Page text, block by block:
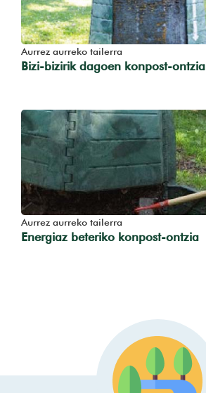
Aurrez aurreko tailerra
Bizi-bizirik dagoen konpost-ontzia
Aurrez aurreko tailerra
Energiaz beteriko konpost-ontzia